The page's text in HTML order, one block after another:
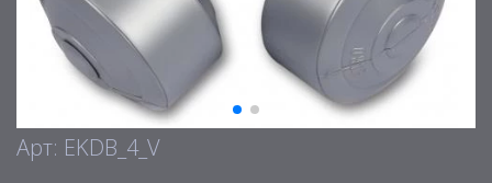
Арт: EKDB_4_V